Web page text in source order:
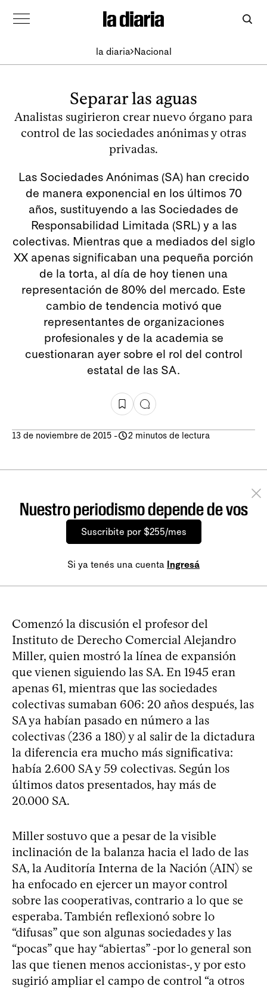
la diaria Nacional
Separar las aguas
Analistas sugirieron crear nuevo órgano para
control de las sociedades anónimas y otras
privadas.
Las Sociedades Anónimas (SA) han crecido
de manera exponencial en los últimos 70
años, sustituyendo a las Sociedades de
Responsabilidad Limitada (SRL) y a las
colectivas. Mientras que a mediados del siglo
XX apenas significaban una pequeña porción
de la torta, al día de hoy tienen una
representación de 80% del mercado. Este
cambio de tendencia motivó que
representantes de organizaciones
profesionales y de la academia se
cuestionaran ayer sobre el rol del control
estatal de las SA.
13 de noviembre de 2015 - 2 minutos de lectura
Nuestro periodismo depende de vos
Suscribite por $255/mes
Si ya tenés una cuenta Ingresá
Comenzó la discusión el profesor del
Instituto de Derecho Comercial Alejandro
Miller, quien mostró la línea de expansión
que vienen siguiendo las SA. En 1945 eran
apenas 61, mientras que las sociedades
colectivas sumaban 606: 20 años después, las
SA ya habían pasado en número a las
colectivas (236 a 180) y al salir de la dictadura
la diferencia era mucho más significativa:
había 2.600 SA y 59 colectivas. Según los
últimos datos presentados, hay más de
20.000 SA.
Miller sostuvo que a pesar de la visible
inclinación de la balanza hacia el lado de las
SA, la Auditoría Interna de la Nación (AIN) se
ha enfocado en ejercer un mayor control
sobre las cooperativas, contrario a lo que se
esperaba. También reflexionó sobre lo
“difusas” que son algunas sociedades y las
“pocas” que hay “abiertas” -por lo general son
las que tienen menos accionistas-, y por esto
sugirió ampliar el campo de control “a otros